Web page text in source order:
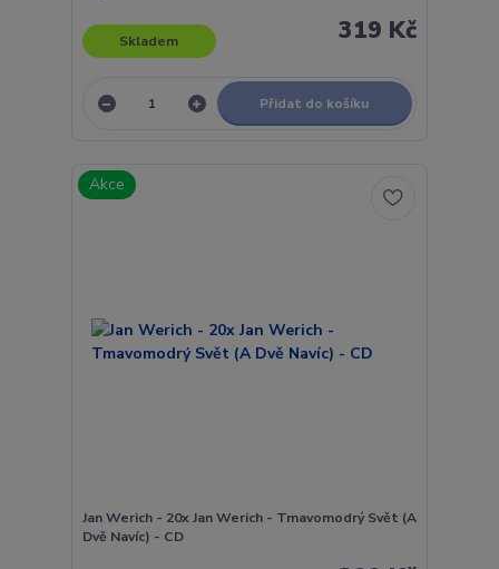
319 Kč
Skladem
Přidat do košíku
Akce
Jan Werich - 20x Jan Werich - Tmavomodrý Svět (A
Dvě Navíc) - CD